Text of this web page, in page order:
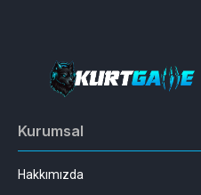
Kurumsal
Hakkımızda